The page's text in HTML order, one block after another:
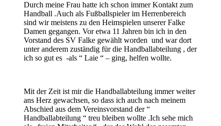
Durch meine Frau hatte ich schon immer Kontakt zum
Handball .Auch als Fußballspieler im Herrenbereich
sind wir meistens zu den Heimspielen unserer Falke
Damen gegangen. Vor etwa 11 Jahren bin ich in den
Vorstand des SV Falke gewählt worden und war dort
unter anderem zuständig für die Handballabteilung , der
ich so gut es -als “ Laie “ – ging, helfen wollte.
Mit der Zeit ist mir die Handballabteilung immer weiter
ans Herz gewachsen, so dass ich auch nach meinem
Abschied aus dem Vereinsvorstand der “
Handballabteilung “ treu bleiben wollte .Ich sehe mich